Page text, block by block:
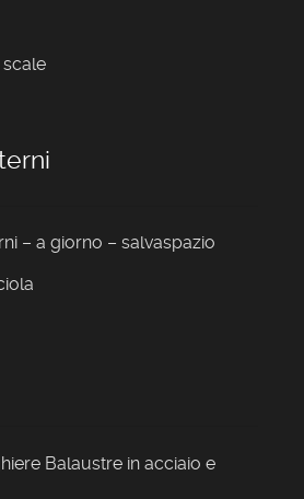
– a giorno – salvaspazio
Balaustre in acciaio e